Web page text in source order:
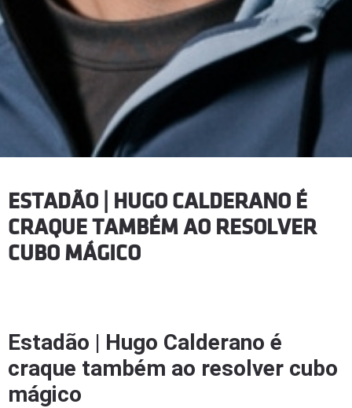
ESTADÃO | HUGO CALDERANO É
CRAQUE TAMBÉM AO RESOLVER
CUBO MÁGICO
Estadão | Hugo Calderano é
craque também ao resolver cubo
mágico